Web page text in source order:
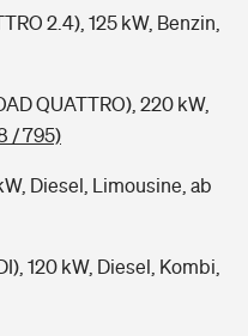
2.4), 125 kW, Benzin,
QUATTRO), 220 kW,
/ 795)
Diesel, Limousine, ab
120 kW, Diesel, Kombi,